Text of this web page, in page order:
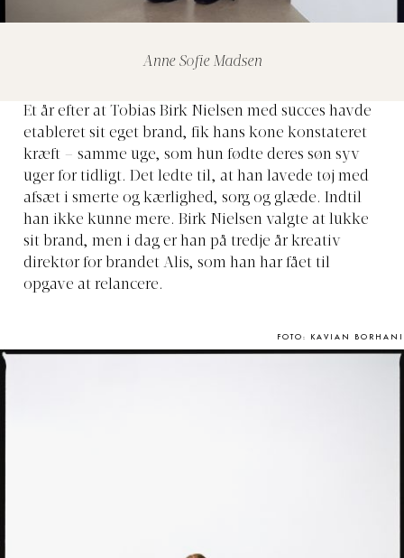
Anne Sofie Madsen
Et år efter at Tobias Birk Nielsen med succes havde
etableret sit eget brand, fik hans kone konstateret
kræft – samme uge, som hun fødte deres søn syv
uger for tidligt. Det ledte til, at han lavede tøj med
afsæt i smerte og kærlighed, sorg og glæde. Indtil
han ikke kunne mere. Birk Nielsen valgte at lukke
sit brand, men i dag er han på tredje år kreativ
direktør for brandet Alis, som han har fået til
opgave at relancere.
FOTO: KAVIAN BORHANI